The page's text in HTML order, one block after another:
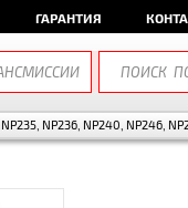
ГАРАНТИЯ
NP236, NP240, NP246,